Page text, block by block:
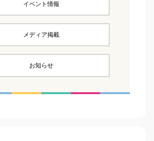
イベント情報
メディア掲載
お知らせ